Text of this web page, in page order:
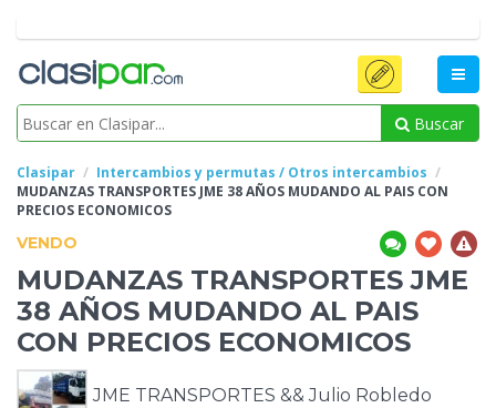
Buscar
Clasipar
Intercambios y permutas / Otros intercambios
MUDANZAS TRANSPORTES JME 38 AÑOS MUDANDO AL PAIS CON
PRECIOS ECONOMICOS
VENDO
MUDANZAS TRANSPORTES JME
38 AÑOS MUDANDO AL PAIS
CON PRECIOS ECONOMICOS
JME TRANSPORTES && Julio Robledo